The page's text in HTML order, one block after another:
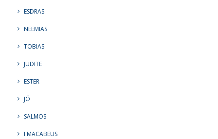
ESDRAS
NEEMIAS
TOBIAS
JUDITE
ESTER
JÓ
SALMOS
I MACABEUS